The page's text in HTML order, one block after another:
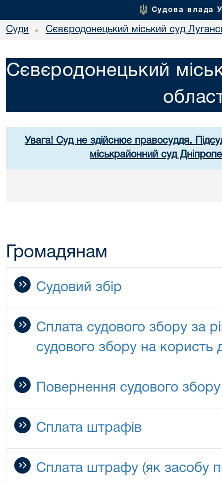
Судова влада
Суди • Сєвєродонецький міський суд
Сєвєродонецький
Увага! Суд не здійснює правосуддя.
міськрайонний суд
Громадянам
Судовий збір
Сплата судового збору за
судового збору на користь
Повернення судового збору
Сплата штрафів
Сплата штрафу (як засобу